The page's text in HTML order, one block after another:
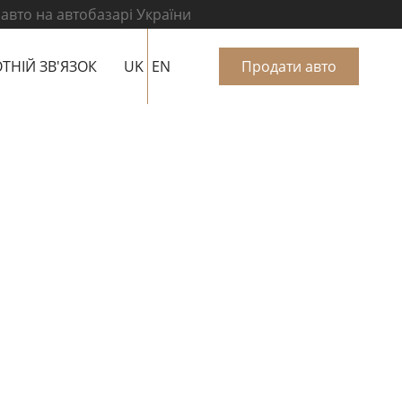
на автобазарі України
ЗВ'ЯЗОК UK EN Продати авто